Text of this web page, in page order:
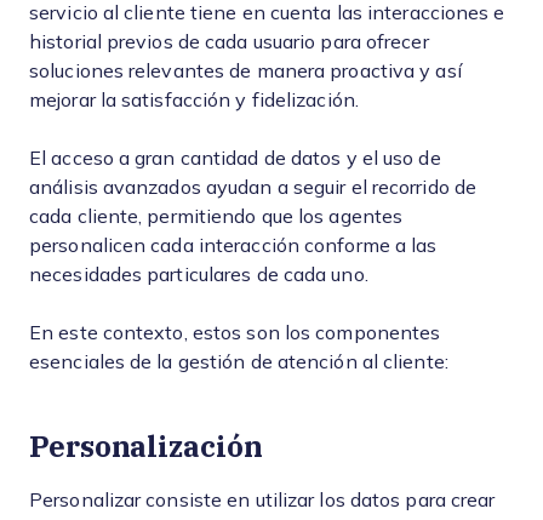
servicio al cliente tiene en cuenta las interacciones e
historial previos de cada usuario para ofrecer
soluciones relevantes de manera proactiva y así
mejorar la satisfacción y fidelización.
El acceso a gran cantidad de datos y el uso de
análisis avanzados ayudan a seguir el recorrido de
cada cliente, permitiendo que los agentes
personalicen cada interacción conforme a las
necesidades particulares de cada uno.
En este contexto, estos son los componentes
esenciales de la gestión de atención al cliente:
Personalización
Personalizar consiste en utilizar los datos para crear